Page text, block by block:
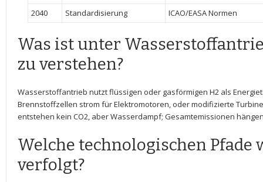
2040
Standardisierung ICAO/EASA Normen
Was ist unter
zu verstehen?
Wasserstoffantrieb nutzt flüssigen oder gasförmigen ​H2 als
Brennstoffzellen strom für Elektromotoren, oder ​modifizierte
⁤entstehen kein CO2,⁣ aber‌ Wasserdampf; Gesamtemissionen
Welche ⁣technologischen Pfade
verfolgt?